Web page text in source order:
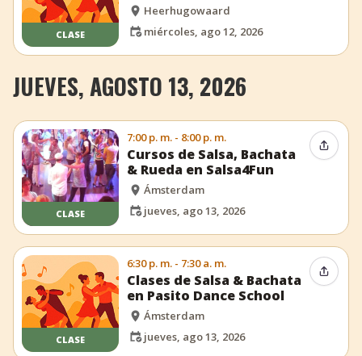
CLASE
Heerhugowaard
miércoles, ago 12, 2026
JUEVES, AGOSTO 13, 2026
CLASE
7:00 p. m. - 8:00 p. m.
Cursos de Salsa, Bachata
& Rueda en Salsa4Fun
Ámsterdam
jueves, ago 13, 2026
CLASE
6:30 p. m. - 7:30 a. m.
Clases de Salsa & Bachata
en Pasito Dance School
Ámsterdam
jueves, ago 13, 2026